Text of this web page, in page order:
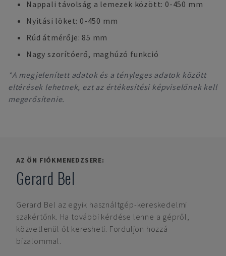
Nappali távolság a lemezek között: 0-450 mm
Nyitási löket: 0-450 mm
Rúd átmérője: 85 mm
Nagy szorítóerő, maghúzó funkció
*A megjelenített adatok és a tényleges adatok között
eltérések lehetnek, ezt az értékesítési képviselőnek kell
megerősítenie.
AZ ÖN FIÓKMENEDZSERE:
Gerard Bel
Gerard Bel az egyik használtgép-kereskedelmi
szakértőnk. Ha további kérdése lenne a gépről,
közvetlenül őt keresheti. Forduljon hozzá
bizalommal.